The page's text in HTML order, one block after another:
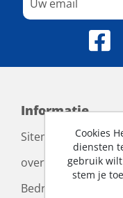
Informatie
Sitemap
over ons
Bedrijfskleding
Cookies
diensten
gebruik
stem je